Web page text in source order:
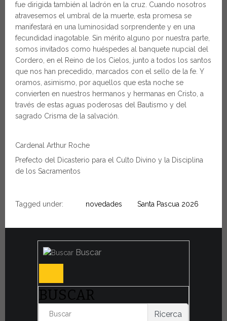
fue dirigida también al ladrón en la cruz. Cuando nosotros
atravesemos el umbral de la muerte, esta promesa se
manifestará en una luminosidad sorprendente y en una
fecundidad inagotable. Sin mérito alguno por nuestra parte,
somos invitados como huéspedes al banquete nupcial del
Cordero, en el Reino de los Cielos, junto a todos los santos
que nos han precedido, marcados con el sello de la fe. Y
oramos, asimismo, por aquellos que esta noche se
convierten en nuestros hermanos y hermanas en Cristo, a
través de estas aguas poderosas del Bautismo y del
sagrado Crisma de la salvación.
Cardenal Arthur Roche
Prefecto del Dicasterio para el Culto Divino y la Disciplina
de los Sacramentos
Tagged under: novedades Santa Pascua 2026
Buscar
BUSCAR
Ricerca